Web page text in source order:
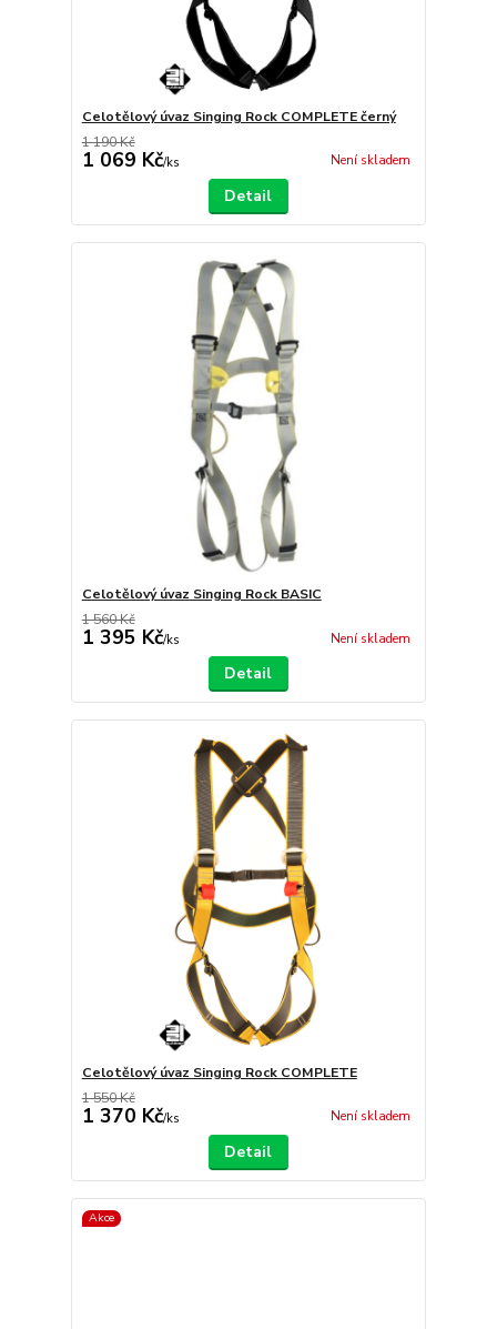
Celotělový úvaz Singing Rock COMPLETE černý
1 190 Kč
1 069 Kč/ks Není skladem
Detail
Celotělový úvaz Singing Rock BASIC
1 560 Kč
1 395 Kč/ks Není skladem
Detail
Celotělový úvaz Singing Rock COMPLETE
1 550 Kč
1 370 Kč/ks Není skladem
Detail
Akce